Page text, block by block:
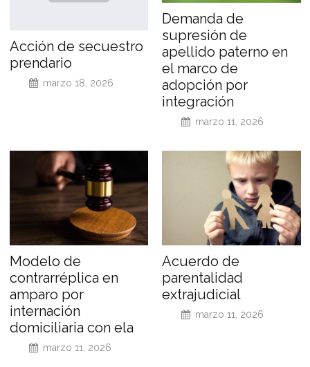
Acción de secuestro
prendario
marzo 18, 2026
Demanda de
supresión de
apellido paterno en
el marco de
adopción por
integración
marzo 11, 2026
Modelo de
contrarréplica en
amparo por
internación
domiciliaria con ela
marzo 11, 2026
Acuerdo de
parentalidad
extrajudicial
marzo 11, 2026